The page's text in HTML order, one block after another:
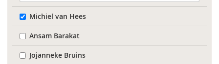
Michiel van Hees
Ansam Barakat
Jojanneke Bruins